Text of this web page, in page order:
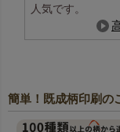
人気です。
簡単！既成柄印刷の